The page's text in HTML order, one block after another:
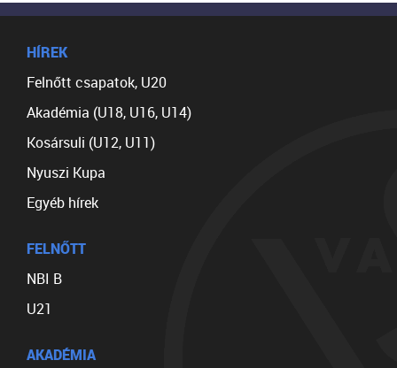
HÍREK
Felnőtt csapatok, U20
Akadémia (U18, U16, U14)
Kosársuli (U12, U11)
Nyuszi Kupa
Egyéb hírek
FELNŐTT
NBI B
U21
AKADÉMIA